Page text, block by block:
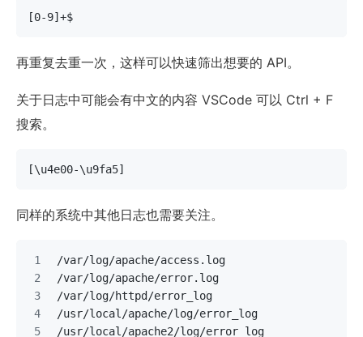
[0-9]+$
再重复去重一次，这样可以快速筛出想要的 API。
关于日志中可能会有中文的内容 VSCode 可以 Ctrl + F
搜索。
[\u4e00-\u9fa5]
同样的系统中其他日志也需要关注。
/var/log/apache/access.log
/var/log/apache/error.log
/var/log/httpd/error_log
/usr/local/apache/log/error_log
/usr/local/apache2/log/error_log